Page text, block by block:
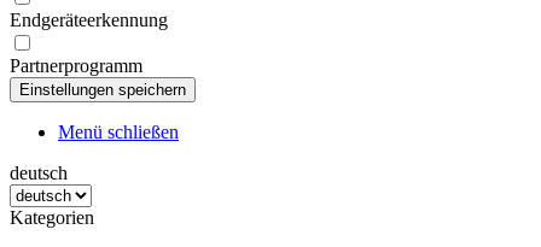
Endgeräteerkennung
Partnerprogramm
Menü schließen
deutsch
Kategorien